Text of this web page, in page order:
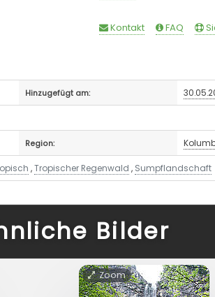
Kontakt FAQ
Hinzugefügt am:
Region:
,Tropischer Regenwald , Sumpflandschaft
Bilder
Zoom